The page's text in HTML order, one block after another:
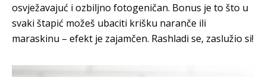
osvježavajuć i ozbiljno fotogeničan. Bonus je to što u
svaki štapić možeš ubaciti krišku naranče ili
maraskinu – efekt je zajamčen. Rashladi se, zaslužio si!